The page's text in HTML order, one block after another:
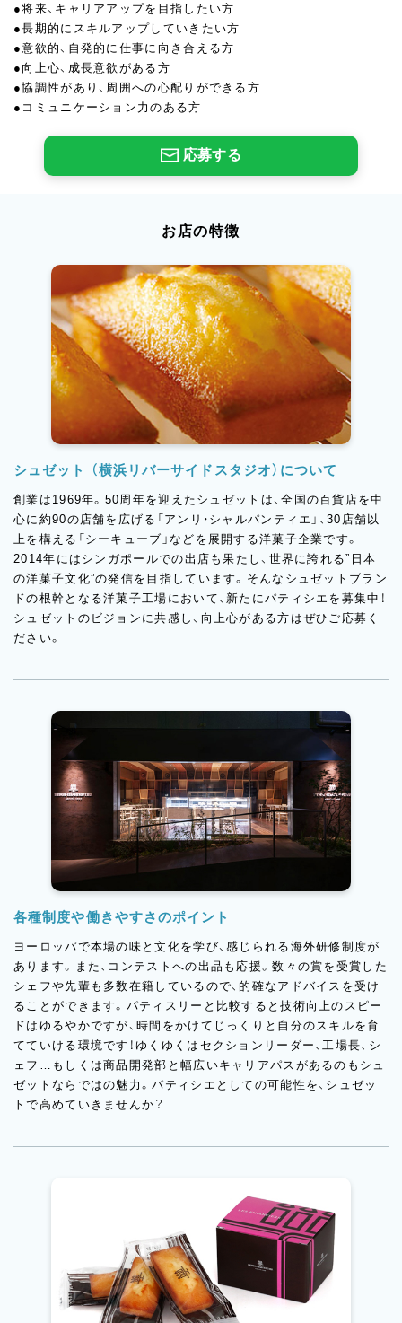
●将来、キャリアアップを目指したい方
●長期的にスキルアップしていきたい方
●意欲的、自発的に仕事に向き合える方
●向上心、成長意欲がある方
●協調性があり、周囲への心配りができる方
●コミュニケーション力のある方
応募する
お店の特徴
シュゼット （横浜リバーサイドスタジオ）について
創業は1969年。50周年を迎えたシュゼットは、全国の百貨店を中
心に約90の店舗を広げる「アンリ・シャルパンティエ」、30店舗以
上を構える「シーキューブ」などを展開する洋菓子企業です。
2014年にはシンガポールでの出店も果たし、世界に誇れる”日本
の洋菓子文化”の発信を目指しています。そんなシュゼットブラン
ドの根幹となる洋菓子工場において、新たにパティシエを募集中！
シュゼットのビジョンに共感し、向上心がある方はぜひご応募く
ださい。
各種制度や働きやすさのポイント
ヨーロッパで本場の味と文化を学び、感じられる海外研修制度が
あります。また、コンテストへの出品も応援。数々の賞を受賞した
シェフや先輩も多数在籍しているので、的確なアドバイスを受け
ることができます。パティスリーと比較すると技術向上のスピー
ドはゆるやかですが、時間をかけてじっくりと自分のスキルを育
てていける環境です！ゆくゆくはセクションリーダー、工場長、シ
ェフ…もしくは商品開発部と幅広いキャリアパスがあるのもシュ
ゼットならではの魅力。パティシエとしての可能性を、シュゼッ
トで高めていきませんか？